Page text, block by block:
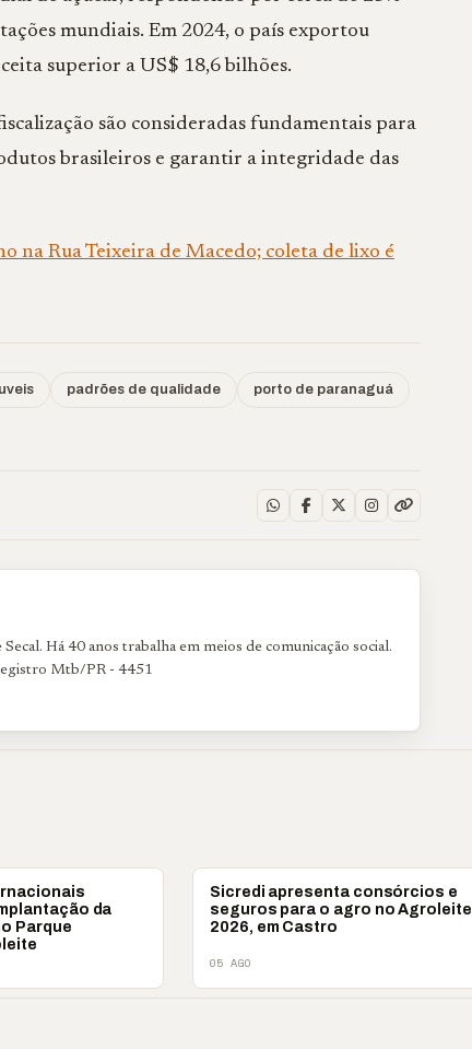
mundiais. Em 2024, o país exportou
superior a US$ 18,6 bilhões.
são consideradas fundamentais para
brasileiros e garantir a integridade das
na Rua Teixeira de Macedo; coleta de lixo é
padrões de qualidade porto de paranaguá
Há 40 anos trabalha em meios de comunicação social.
Mtb/PR - 4451
da
Parque
AGRONEGÓCIO
Sicredi apresenta consórcios e
seguros para o agro no Agroleite
2026, em Castro
05 AGO